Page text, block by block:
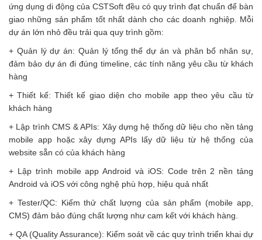
ứng dụng di động của CSTSoft đều có quy trình đạt chuẩn để bàn
giao những sản phẩm tốt nhất dành cho các doanh nghiệp. Mỗi
dự án lớn nhỏ đều trải qua quy trình gồm:
+ Quản lý dự án: Quản lý tổng thể dự án và phân bổ nhân sự,
đảm bảo dự án đi đúng timeline, các tính năng yêu cầu từ khách
hàng
+ Thiết kế: Thiết kế giao diện cho mobile app theo yêu cầu từ
khách hàng
+ Lập trình CMS & APIs: Xây dựng hệ thống dữ liệu cho nền tảng
mobile app hoặc xây dựng APIs lấy dữ liệu từ hệ thống của
website sẵn có của khách hàng
+ Lập trình mobile app Android và iOS: Code trên 2 nền tảng
Android và iOS với công nghệ phù hợp, hiệu quả nhất
+ Tester/QC: Kiểm thử chất lượng của sản phẩm (mobile app,
CMS) đảm bảo đúng chất lượng như cam kết với khách hàng.
+ QA (Quality Assurance): Kiểm soát về các quy trình triển khai dự